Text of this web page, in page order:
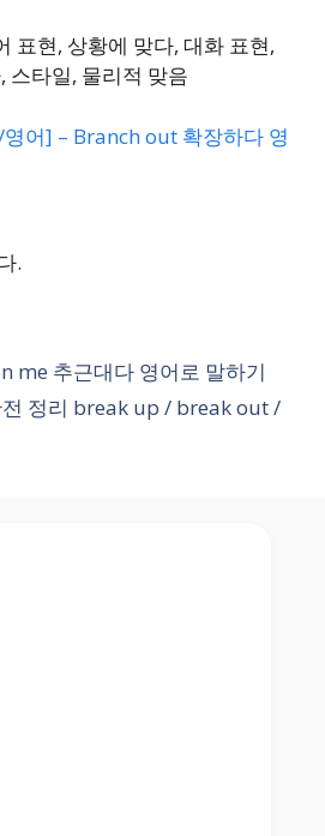
표현, 상황에 맞다, 대화 표현,
스타일, 물리적 맞음
어] – Branch out 확장하다 영
.
me 추근대다 영어로 말하기
정리 break up / break out /